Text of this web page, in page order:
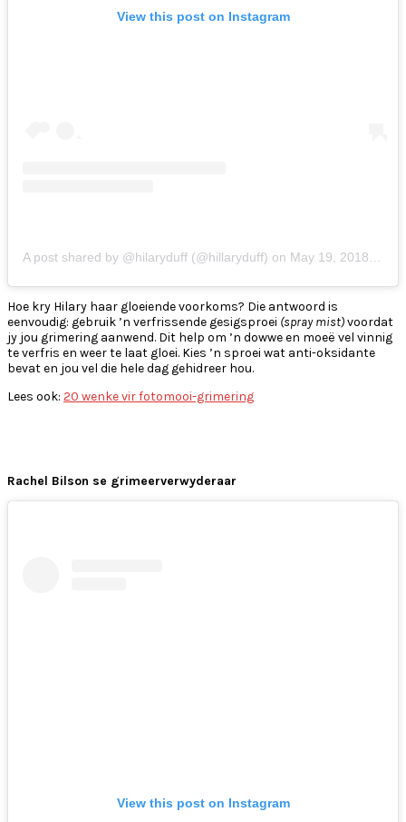
View this post on Instagram
A post shared by @hilaryduff (@hillaryduff) on May 19, 2018 at 9:47am PDT
Hoe kry Hilary haar gloeiende voorkoms? Die antwoord is
eenvoudig: gebruik ’n verfrissende gesigsproei (spray mist)voordat
jy jou grimering aanwend. Dit help om ’n dowwe en moeë vel vinnig
te verfris en weer te laat gloei. Kies ’n sproei wat anti-oksidante
bevat en jou vel die hele dag gehidreer hou.
Lees ook: 20 wenke vir fotomooi-grimering
Rachel Bilson se grimeerverwyderaar
View this post on Instagram